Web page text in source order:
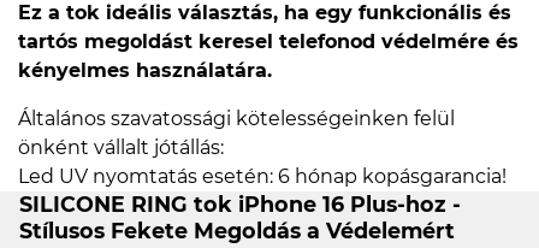
Ez a tok ideális választás, ha egy funkcionális és
tartós megoldást keresel telefonod védelmére és
kényelmes használatára.
Általános szavatossági kötelességeinken felül
önként vállalt jótállás:
Led UV nyomtatás esetén: 6 hónap kopásgarancia!
SILICONE RING tok iPhone 16 Plus-hoz -
Stílusos Fekete Megoldás a Védelemért